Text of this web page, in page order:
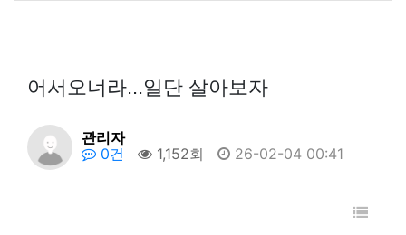
어서오너라...일단 살아보자
관리자
0건
1,152회 26-02-04 00:41